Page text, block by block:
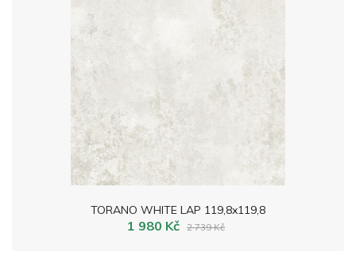
TORANO WHITE LAP 119,8x119,8
1 980 Kč 2 739 Kč